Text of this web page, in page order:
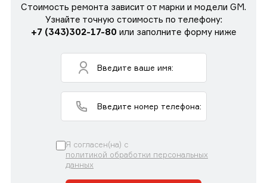
Стоимость ремонта зависит от марки и модели GM.
Узнайте точную стоимость по телефону:
+7 (343)302-17-80 или заполните форму ниже
Я согласен(на) с
политикой обработки персональных
данных